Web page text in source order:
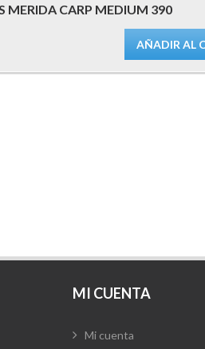
MERIDA CARP MEDIUM 390
AÑADIR AL
MI CUENTA
Mi cuenta